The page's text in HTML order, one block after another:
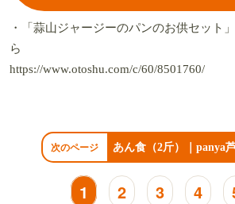
・「蒜山ジャージーのパンのお供セット
ら
https://www.otoshu.com/c/60/8501760/
次のページ あん食（2斤）｜panya
1 2 3 4